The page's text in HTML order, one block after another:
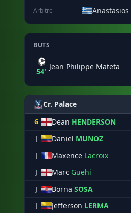
Arbitre
Anastasios
BUTS
⚽
54'
Jean Philippe Mateta
Cr. Palace
G Dean HENDERSON
J Daniel MUNOZ
J Maxence Lacroix
J Marc Guehi
J Borna SOSA
J Jefferson LERMA